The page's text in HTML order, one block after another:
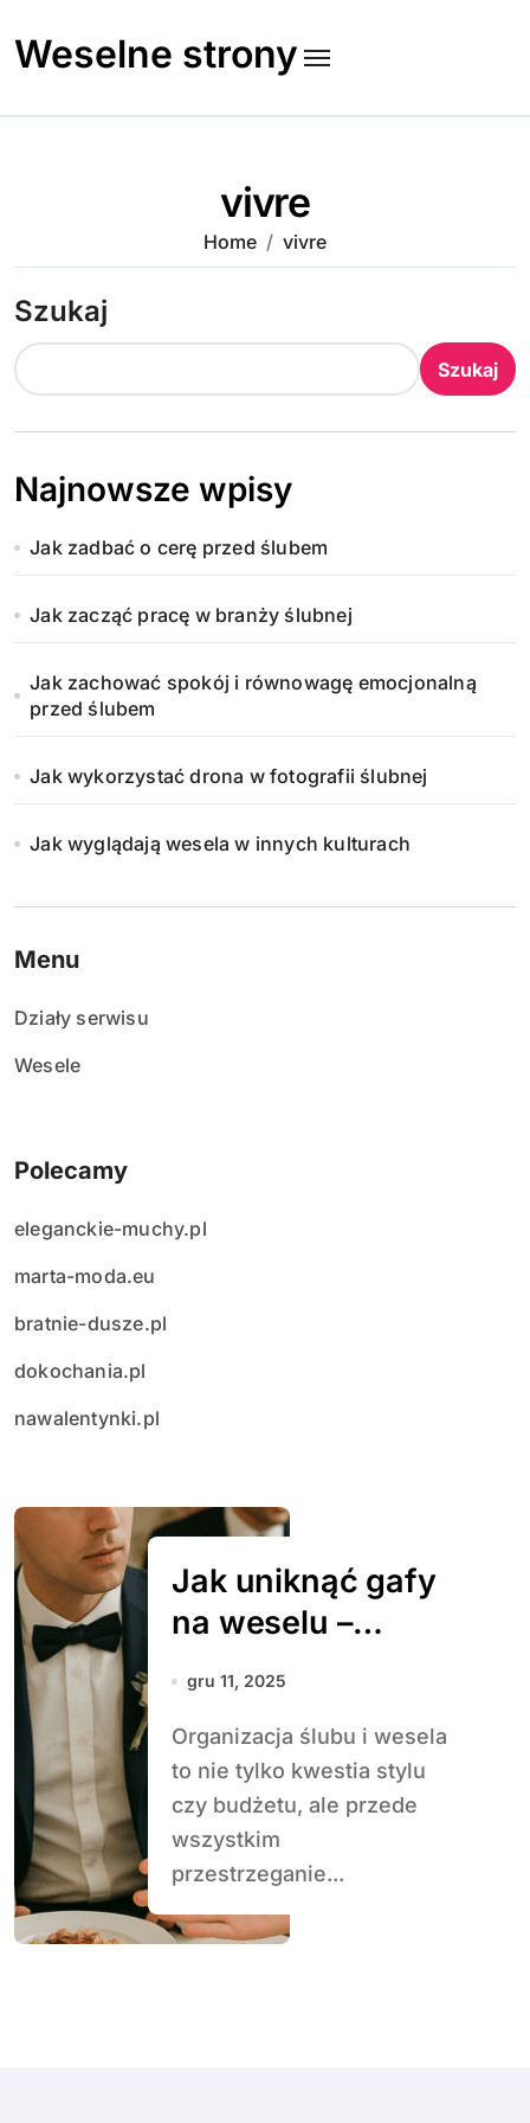
to
content
Weselne strony
vivre
Home vivre
Szukaj
Szukaj
Najnowsze wpisy
Jak zadbać o cerę przed ślubem
Jak zacząć pracę w branży ślubnej
Jak zachować spokój i równowagę emocjonalną
przed ślubem
Jak wykorzystać drona w fotografii ślubnej
Jak wyglądają wesela w innych kulturach
Menu
Działy serwisu
Wesele
Polecamy
eleganckie-muchy.pl
marta-moda.eu
bratnie-dusze.pl
dokochania.pl
nawalentynki.pl
Jak uniknąć gafy
na weselu –
savoir-vivre dla
gości
gru 11, 2025
Organizacja ślubu i wesela
to nie tylko kwestia stylu
czy budżetu, ale przede
wszystkim
przestrzeganie...